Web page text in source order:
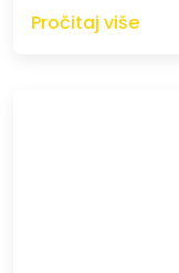
Pročitaj više